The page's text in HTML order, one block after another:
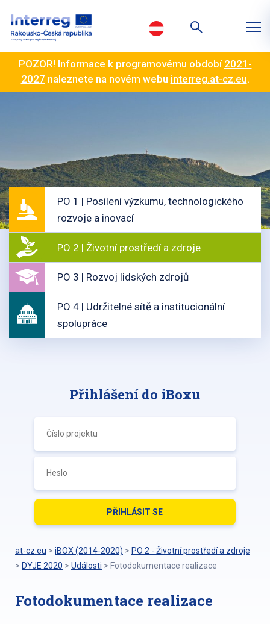
POZOR! Informace k programovému období 2021-
2027 naleznete na novém webu interreg.at-cz.eu.
PO 1 | Posílení výzkumu, technologického
rozvoje a inovací
PO 2 | Životní prostředí a zdroje
PO 3 | Rozvoj lidských zdrojů
PO 4 | Udržitelné sítě a institucionální
spolupráce
Přihlášení do iBoxu
at-cz.eu > iBOX (2014-2020) > PO 2 - Životní prostředí a zdroje
> DYJE 2020 > Události > Fotodokumentace realizace
Fotodokumentace realizace